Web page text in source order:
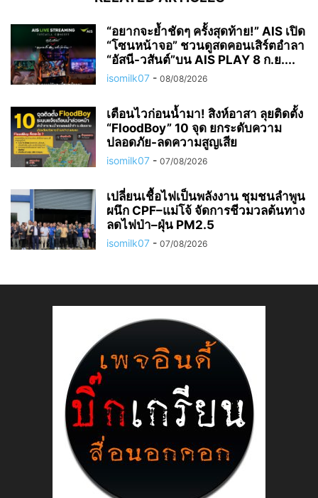
“อยากจะย้ำชัดๆ ครั้งสุดท้าย!” AIS เปิด
“โซนหน้าจอ” ชวนดูสดคอนเสิร์ตอำลา
“อัสนี-วสันต์”บน AIS PLAY 8 ก.ย....
isomilk07 - 08/08/2026
เตือนไวก่อนน้ำมา! สิงห์อาสา ลุยติดตั้ง
“FloodBoy” 10 จุด ยกระดับความ
ปลอดภัย-ลดความสูญเสีย
isomilk07 - 07/08/2026
เปลี่ยนเชื้อไฟเป็นพลังงาน ชุมชนลำพูน
ผนึก CPF–แม่โจ้ จัดการชีวมวลต้นทาง
ลดไฟป่า–ฝุ่น PM2.5
isomilk07 - 07/08/2026